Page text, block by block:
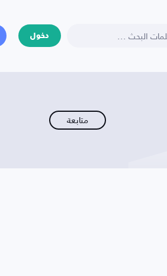
دخول
متابعة